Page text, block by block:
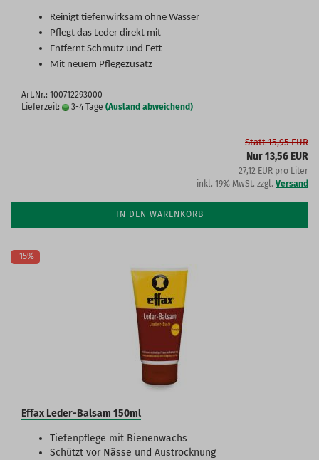
Reinigt tiefenwirksam ohne Wasser
Pflegt das Leder direkt mit
Entfernt Schmutz und Fett
Mit neuem Pflegezusatz
Art.Nr.: 100712293000
Lieferzeit:
3-4 Tage (Ausland abweichend)
Statt 15,95 EUR
Nur 13,56 EUR
27,12 EUR pro Liter
inkl. 19% MwSt. zzgl. Versand
IN DEN WARENKORB
-15%
Effax Leder-Balsam 150ml
Tiefenpflege mit Bienenwachs
Schützt vor Nässe und Austrocknung